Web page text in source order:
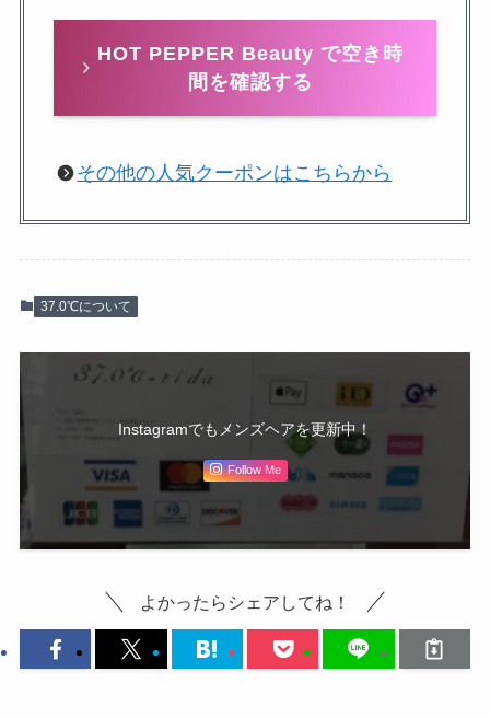
HOT PEPPER Beauty で空き時
間を確認する
その他の人気クーポンはこちらから
37.0℃について
Instagramでもメンズヘアを更新中！
Follow Me
よかったらシェアしてね！